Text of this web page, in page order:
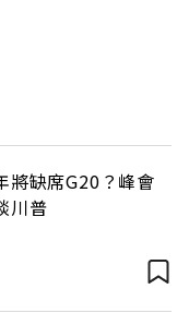
將缺席G20？峰會
川普